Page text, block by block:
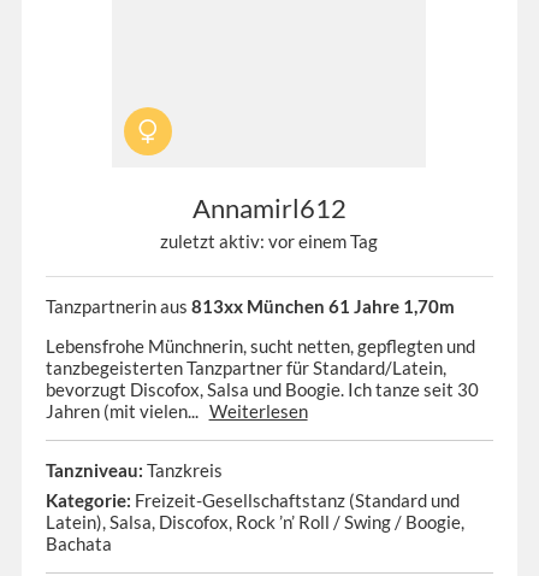
Annamirl612
zuletzt aktiv: vor einem Tag
Tanzpartnerin aus 813xx München 61 Jahre 1,70m
Lebensfrohe Münchnerin, sucht netten, gepflegten und
tanzbegeisterten Tanzpartner für Standard/Latein,
bevorzugt Discofox, Salsa und Boogie. Ich tanze seit 30
Jahren (mit vielen... Weiterlesen
Tanzniveau: Tanzkreis
Kategorie: Freizeit-Gesellschaftstanz (Standard und
Latein), Salsa, Discofox, Rock ’n’ Roll / Swing / Boogie,
Bachata